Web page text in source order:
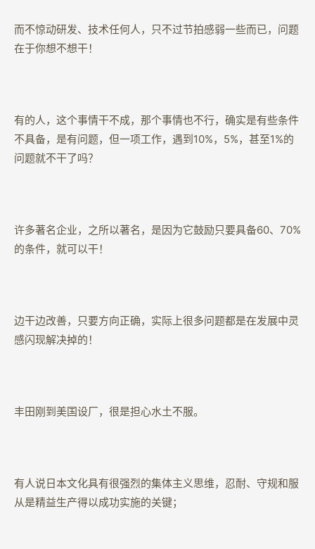
而不惊动研发、技术任何人，只不过节拍感弱一些而已，问题
在于你想不想干！
有的人，这个事情干不成，那个事情也不行，确实是有些条件
不具备，是有问题，但一项工作，遇到10%，5%，甚至1%的
问题就不干了吗？
许多著名企业，之所以著名，是因为它鼓励只要具备60、70%
的条件，就可以干！
边干边改善，只要方向正确，实际上很多问题都是在发展中灵
感闪现解决掉的！
丰田刚到美国设厂，很是担心水土不服。
有人说日本文化具有很强烈的集体主义思维，忍耐、守规和服
从是精益生产得以成功实施的关键；